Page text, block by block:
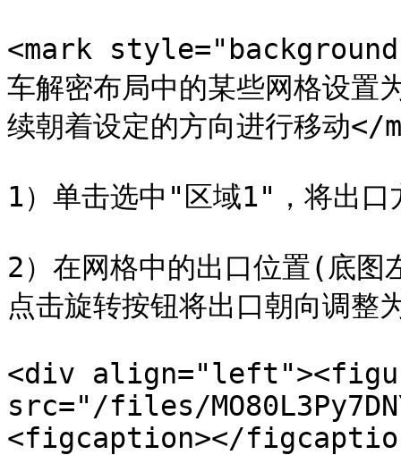
<mark
车解密布局中的某些网格设置
续朝着设定的方向进行移动</
1）单击选中"区域1"，将出口
2）在网格中的出口位置(底图
点击旋转按钮将出口朝向调整
<div
src="/files/
<figcaption></